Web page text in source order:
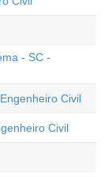
- SC -
Civil
Civil